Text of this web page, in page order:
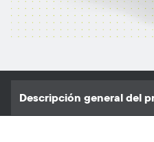
Descripción general del